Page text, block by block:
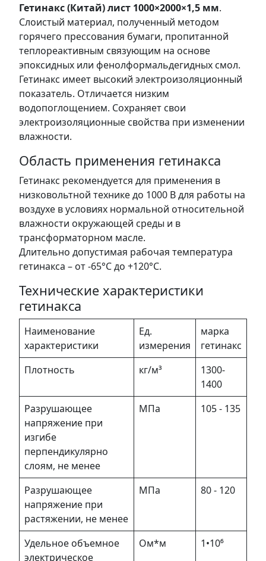
Гетинакс (Китай) лист 1000×2000×1,5 мм.
Слоистый материал, полученный методом
горячего прессования бумаги, пропитанной
теплореактивным связующим на основе
эпоксидных или фенолформальдегидных смол.
Гетинакс имеет высокий электроизоляционный
показатель. Отличается низким
водопоглощением. Сохраняет свои
электроизоляционные свойства при изменении
влажности.
Область применения гетинакса
Гетинакс рекомендуется для применения в
низковольтной технике до 1000 В для работы на
воздухе в условиях нормальной относительной
влажности окружающей среды и в
трансформаторном масле.
Длительно допустимая рабочая температура
гетинакса – от -65°С до +120°С.
Технические характеристики
гетинакса
Наименование
характеристики
Ед.
измерения
марка
гетинакс
Плотность
кг/м³
1300-
1400
Разрушающее
напряжение при
изгибе
перпендикулярно
слоям, не менее
МПа 105 - 135
Разрушающее
напряжение при
растяжении, не менее
МПа 80 - 120
Удельное объемное
электрическое
Ом*м 1•10⁶